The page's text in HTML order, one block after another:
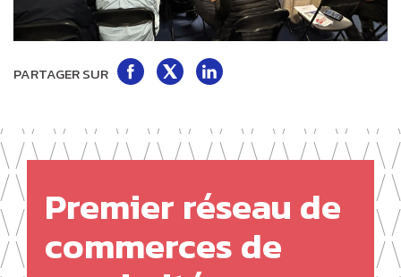
PARTAGER SUR
Partager
Facebook
Twitter LinkedIn
Premier réseau de
commerces de